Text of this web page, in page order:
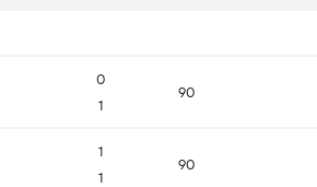
0
1
90
1
1
90